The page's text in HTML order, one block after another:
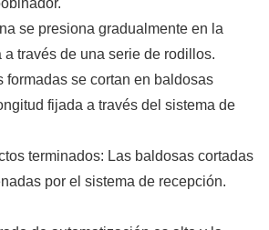
se presiona gradualmente en la
través de una serie de rodillos.
formadas se cortan en baldosas
fijada a través del sistema de
terminados: Las baldosas cortadas
por el sistema de recepción.